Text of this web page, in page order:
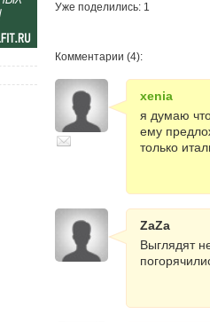
Уже поделились: 1
Комментарии (4):
xenia
я думаю
ему
только
ZaZa
Выглядят